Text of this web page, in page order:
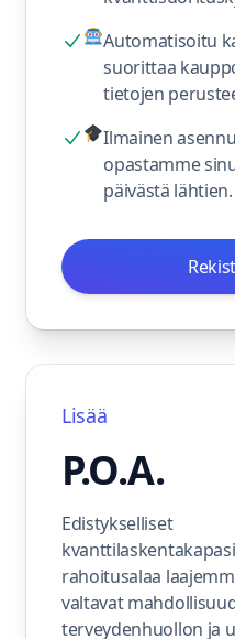
Automatisoitu
suorittaa
tietojen
Ilmainen
opastamme
päivästä lähtien.
Lisää
P.O.A.
Edistykselliset
rahoitusalaa
valtavat
terveydenhuollon ja